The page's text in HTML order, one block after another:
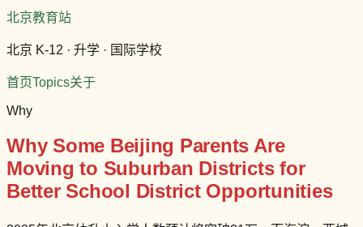
北京教育站
北京 K-12 · 升学 · 国际学校
首页Topics关于
Why
Why Some Beijing Parents Are
Moving to Suburban Districts for
Better School District Opportunities